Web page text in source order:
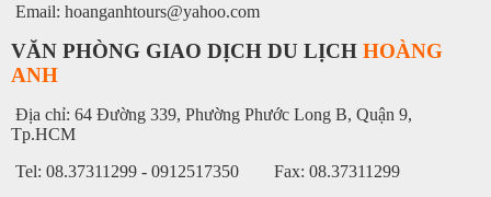
Email: hoanganhtours@yahoo.com
VĂN PHÒNG GIAO DỊCH DU LỊCH HOÀNG
ANH
Địa chỉ: 64 Đường 339, Phường Phước Long B, Quận 9,
Tp.HCM
Tel: 08.37311299 - 0912517350 Fax: 08.37311299